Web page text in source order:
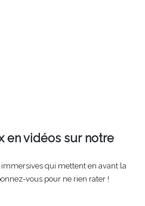
en vidéos sur notre
qui mettent en avant la
vous pour ne rien rater !